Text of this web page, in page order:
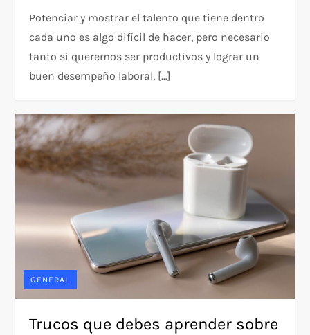
Potenciar y mostrar el talento que tiene dentro
cada uno es algo difícil de hacer, pero necesario
tanto si queremos ser productivos y lograr un
buen desempeño laboral, […]
GENERAL
Trucos que debes aprender sobre